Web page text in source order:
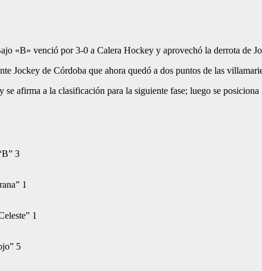
«B» venció por 3-0 a Calera Hockey y aprovechó la derrota de
Jockey de Córdoba que ahora quedó a dos puntos de las
afirma a la clasificación para la siguiente fase; luego se
3
1
1
5